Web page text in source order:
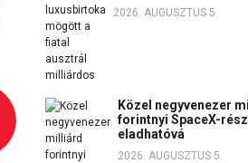
2026. AUGUSZTUS 5.
Közel negyvenezer
forintnyi SpaceX-
eladhatóvá
2026. AUGUSZTUS 5.